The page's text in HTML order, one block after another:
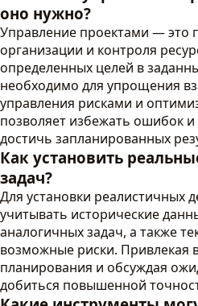
оно нужно?
Управление проектами — это
организации и контроля
определенных целей в
необходимо для упрощения
управления рисками и
позволяет избежать ошибок и
достичь запланированных
Как установить
задач?
Для установки реалистичных
учитывать исторические
аналогичных задач, а также
возможные риски. Привлекая
планирования и обсуждая
добиться повышенной